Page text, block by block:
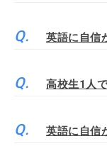
英語に自信
高校生1人
英語に自信